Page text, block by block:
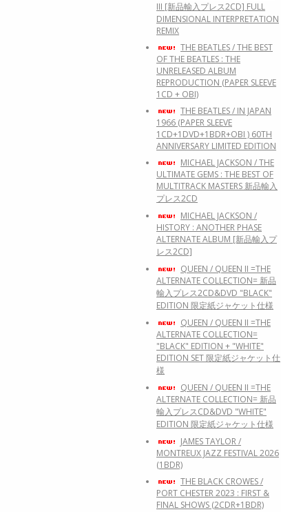
III [新品輸入プレス2CD] FULL
DIMENSIONAL INTERPRETATION
REMIX
THE BEATLES / THE BEST
OF THE BEATLES : THE
UNRELEASED ALBUM
REPRODUCTION (PAPER SLEEVE
1CD + OBI)
THE BEATLES / IN JAPAN
1966 (PAPER SLEEVE
1CD+1DVD+1BDR+OBI ) 60TH
ANNIVERSARY LIMITED EDITION
MICHAEL JACKSON / THE
ULTIMATE GEMS : THE BEST OF
MULTITRACK MASTERS 新品輸入
プレス2CD
MICHAEL JACKSON /
HISTORY : ANOTHER PHASE
ALTERNATE ALBUM [新品輸入プ
レス2CD]
QUEEN / QUEEN II =THE
ALTERNATE COLLECTION= 新品
輸入プレス2CD&DVD "BLACK"
EDITION 限定紙ジャケット仕様
QUEEN / QUEEN II =THE
ALTERNATE COLLECTION=
"BLACK" EDITION + "WHITE"
EDITION SET 限定紙ジャケット仕
様
QUEEN / QUEEN II =THE
ALTERNATE COLLECTION= 新品
輸入プレスCD&DVD "WHITE"
EDITION 限定紙ジャケット仕様
JAMES TAYLOR /
MONTREUX JAZZ FESTIVAL 2026
(1BDR)
THE BLACK CROWES /
PORT CHESTER 2023 : FIRST &
FINAL SHOWS (2CDR+1BDR)